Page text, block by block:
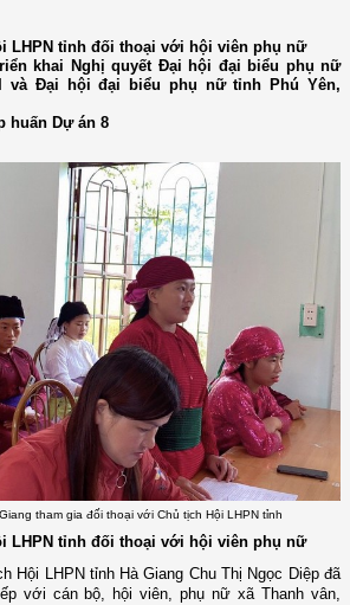
LHPN tỉnh đối thoại với hội viên phụ nữ
khai Nghị quyết Đại hội đại biểu phụ nữ
và Đại hội đại biểu phụ nữ tỉnh Phú Yên,
huấn Dự án 8
tham gia đối thoại với Chủ tịch Hội LHPN tỉnh
LHPN tỉnh đối thoại với hội viên phụ nữ
Hội LHPN tỉnh Hà Giang Chu Thị Ngọc Diệp đã
với cán bộ, hội viên, phụ nữ xã Thanh vân,